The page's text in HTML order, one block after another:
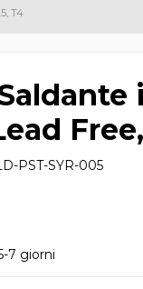
T4
PST-SYR-005
7 giorni